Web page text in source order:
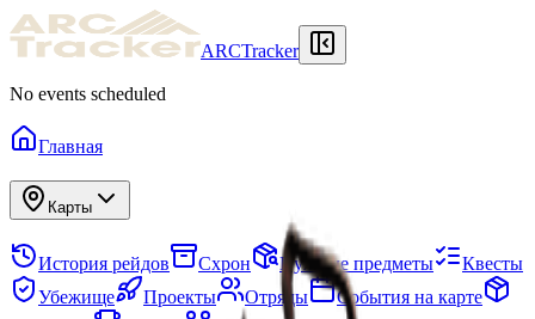
ARCTracker
No events scheduled
Главная
Карты
История рейдов Схрон Нужные предметы
Квесты
Убежище
Проекты Отряды
События на карте